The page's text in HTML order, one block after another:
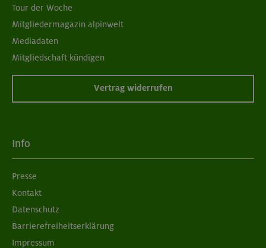
Tour der Woche
Mitgliedermagazin alpinwelt
Mediadaten
Mitgliedschaft kündigen
Vertrag widerrufen
Info
Presse
Kontakt
Datenschutz
Barrierefreiheitserklärung
Impressum